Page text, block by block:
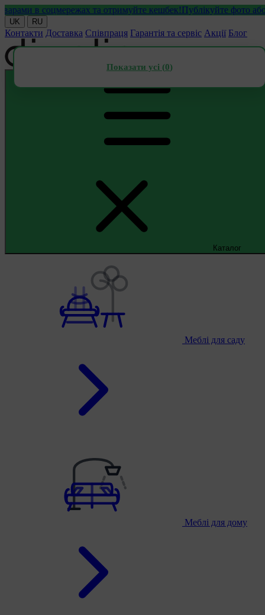
в соцмережах та отримуйте кешбек!Публікуйте фото або
UK RU
Контакти Доставка Співпраця Гарантія та сервіс Акції Блог
Каталог
Меблі для саду
Меблі для дому
Показати усі (0)